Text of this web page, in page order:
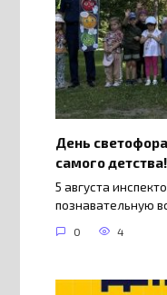
День
самого детства!
5 августа
познавательную
0 4